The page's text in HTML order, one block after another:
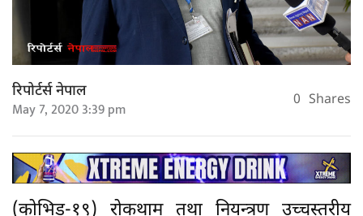
रिपोर्टर्स नेपाल
May 7, 2020 3:39 pm 0 Shares
(कोभिड-१९) रोकथाम तथा नियन्त्रण उच्चस्तरीय